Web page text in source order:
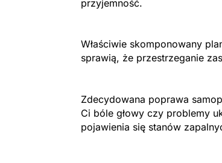
przyjemność.
Właściwie skomponowany
sprawią, że przestrzeganie
Zdecydowana poprawa
Ci bóle głowy czy problemy
pojawienia się stanów